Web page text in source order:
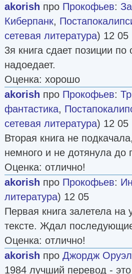
akorish про Прокофьев:
Киберпанк,
сетевая литература) 12 05
3я книга сдает позиции
надоедает.
Оценка: хорошо
akorish про Прокофьев:
фантастика,
сетевая литература) 12 05
Вторая книга не
немного и не дотянула до
Оценка: отлично!
akorish про Прокофьев:
литература) 12 05
Первая книга залетела на
тексте. Ждал
Оценка: отлично!
akorish про Джордж
1984 лучший перевод -